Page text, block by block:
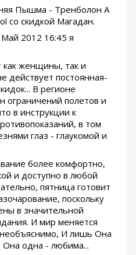
Пышма - Тренболон A
со скидкой Магадан.
2012 16:45 я
как женщины, так и
действует постоянная-
В регионе
ограничений полетов и
в инструкции к
в том
глаз - глаукомой и
более комфортно,
и доступно в любой
пятница готовит
поскольку
в значительной
И мир меняется
И лишь Она
одна - любима...